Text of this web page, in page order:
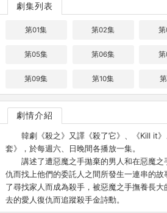
劇集列表
第01集 第02集
第05集 第06集
第09集 第10集
劇情介紹
韓劇《殺之》又譯《殺了它》、《Kill it
套》，於每週六、日晚間各播放一集。
講述了遭惡魔之手拋棄的男人和在惡魔
仇而找上他們的委託人之間所發生一連串的
了尋找家人而成為殺手，被惡魔之手撫養長
去的愛人復仇而追蹤殺手金詩勳。